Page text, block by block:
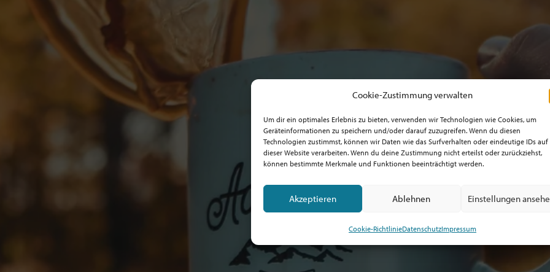
Cookie-Zustimmung verwalten
Um dir ein optimales Erlebnis zu bieten, verwenden wir Technologien wie Cookies, um
Geräteinformationen zu speichern und/oder darauf zuzugreifen. Wenn du diesen
Technologien zustimmst, können wir Daten wie das Surfverhalten oder eindeutige IDs auf
dieser Website verarbeiten. Wenn du deine Zustimmung nicht erteilst oder zurückziehst,
können bestimmte Merkmale und Funktionen beeinträchtigt werden.
Akzeptieren Ablehnen Einstellungen
Cookie-RichtlinieDatenschutzImpressum